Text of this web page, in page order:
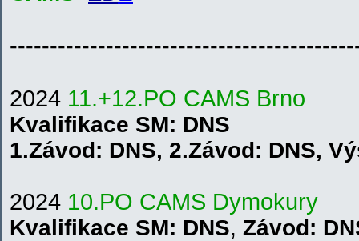
2024 11.+12.PO CAMS Brno
Kvalifikace SM: DNS
1.Závod: DNS, 2.Závod: DNS, V
2024 10.PO CAMS Dymokury
Kvalifikace SM: DNS, Závod: